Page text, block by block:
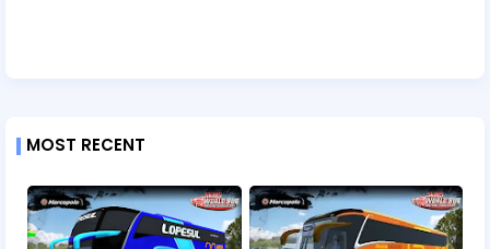
MOST RECENT